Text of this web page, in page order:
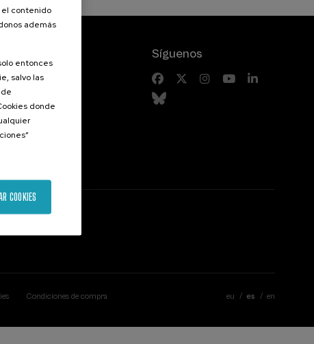
Síguenos
Condiciones de compra eu es en
el contenido
además
entonces
salvo las
donde
COOKIES